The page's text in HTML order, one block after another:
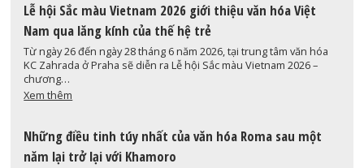
Lễ hội Sắc màu Vietnam 2026 giới thiệu văn hóa Việt
Nam qua lăng kính của thế hệ trẻ
Từ ngày 26 đến ngày 28 tháng 6 năm 2026, tại trung tâm văn hóa
KC Zahrada ở Praha sẽ diễn ra Lễ hội Sắc màu Vietnam 2026 –
chương…
Xem thêm
Những điều tinh túy nhất của văn hóa Roma sau một
năm lại trở lại với Khamoro